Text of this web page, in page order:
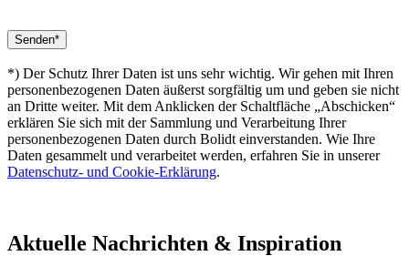
*) Der Schutz Ihrer Daten ist uns sehr wichtig. Wir gehen mit Ihren
personenbezogenen Daten äußerst sorgfältig um und geben sie nicht
an Dritte weiter. Mit dem Anklicken der Schaltfläche „Abschicken“
erklären Sie sich mit der Sammlung und Verarbeitung Ihrer
personenbezogenen Daten durch Bolidt einverstanden. Wie Ihre
Daten gesammelt und verarbeitet werden, erfahren Sie in unserer
Datenschutz- und Cookie-Erklärung.
Aktuelle Nachrichten & Inspiration